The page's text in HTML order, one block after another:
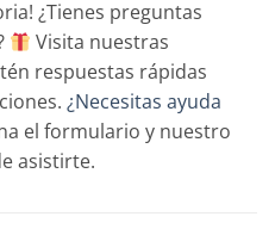
¿Tienes preguntas
Visita nuestras
respuestas rápidas
¿Necesitas ayuda
el formulario y nuestro
asistirte.